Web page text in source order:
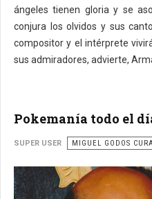
ángeles tienen gloria y se
conjura los olvidos y sus
compositor y el intérprete
sus admiradores, advierte,
Pokemanía todo el
SUPER USER MIGUEL GODOS